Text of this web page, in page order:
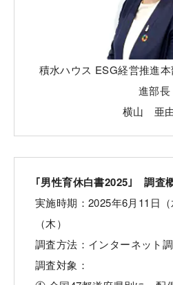
積水ハウス ESG経営推進
進部長
横山 亜
｢男性育休白書2025｣ 調査
実施時期：2025年6月11日
（木）
調査方法：インターネッ
調査対象：